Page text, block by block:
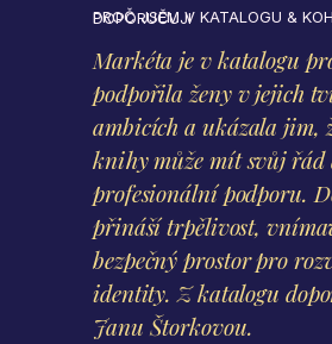
PROČ JSEM V KATALOGU & KOHO DOPORUČUJI
Markéta je v katalogu
podpořila ženy v jejich
ambicích a ukázala jim,
knihy může mít svůj řád
profesionální podporu.
přináší trpělivost,
bezpečný prostor pro
identity. Z katalogu
Janu Štorkovou.